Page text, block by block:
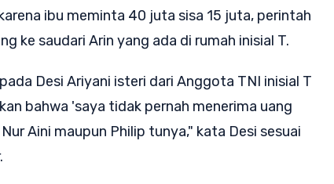
ibu meminta 40 juta sisa 15 juta, perintah
ke saudari Arin yang ada di rumah inisial T.
Desi Ariyani isteri dari Anggota TNI inisial T
bahwa 'saya tidak pernah menerima uang
Aini maupun Philip tunya," kata Desi sesuai